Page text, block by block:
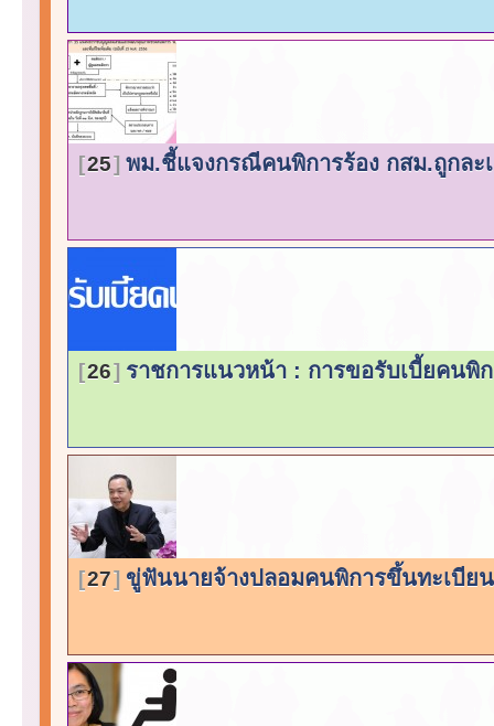
25 พม.ชี้แจงกรณีคนพิการร้อง กสม.ถูกละ
26 ราชการแนวหน้า : การขอรับเบี้ยคนพิ
27 ขู่ฟันนายจ้างปลอมคนพิการขึ้นทะเบีย